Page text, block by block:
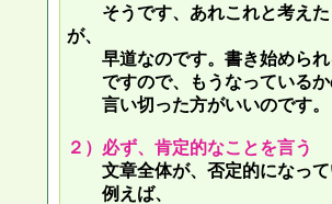
そうです、あれこれと考えた
が、
早道なのです。書き始められ
ですので、もうなっているか
言い切った方がいいのです。
２）必ず、肯定的なことを言う
文章全体が、否定的になっ
例えば、